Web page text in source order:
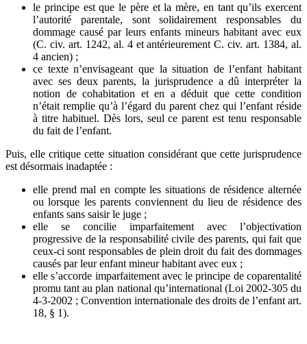
le principe est que le père et la mère, en tant qu’ils exercent
l’autorité parentale, sont solidairement responsables du
dommage causé par leurs enfants mineurs habitant avec eux
(C. civ. art. 1242, al. 4 et antérieurement C. civ. art. 1384, al.
4 ancien) ;
ce texte n’envisageant que la situation de l’enfant habitant
avec ses deux parents, la jurisprudence a dû interpréter la
notion de cohabitation et en a déduit que cette condition
n’était remplie qu’à l’égard du parent chez qui l’enfant réside
à titre habituel. Dès lors, seul ce parent est tenu responsable
du fait de l’enfant.
Puis, elle critique cette situation considérant que cette jurisprudence
est désormais inadaptée :
elle prend mal en compte les situations de résidence alternée
ou lorsque les parents conviennent du lieu de résidence des
enfants sans saisir le juge ;
elle se concilie imparfaitement avec l’objectivation
progressive de la responsabilité civile des parents, qui fait que
ceux-ci sont responsables de plein droit du fait des dommages
causés par leur enfant mineur habitant avec eux ;
elle s’accorde imparfaitement avec le principe de coparentalité
promu tant au plan national qu’international (Loi 2002‑305 du
4‑3‑2002 ; Convention internationale des droits de l’enfant art.
18, § 1).